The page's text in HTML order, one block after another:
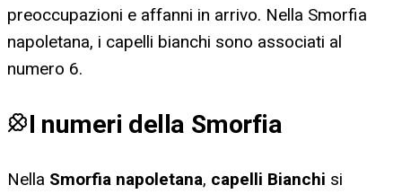
preoccupazioni e affanni in arrivo. Nella Smorfia
napoletana, i capelli bianchi sono associati al
numero 6.
I numeri della Smorfia
Nella Smorfia napoletana, capelli Bianchi si